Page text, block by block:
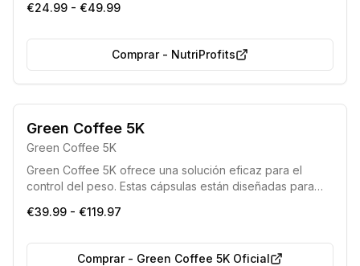
de peso, la desintoxicación del organismo y la mejora de
€24.99 - €49.99
Comprar- NutriProfits
Green Coffee 5K
Green Coffee 5K
Green Coffee 5K ofrece una solución eficaz para el
control del peso. Estas cápsulas están diseñadas para
mejorar la confianza en sí mismas y optimizar la calidad
€39.99 - €119.97
Comprar- Green Coffee 5K Oficial